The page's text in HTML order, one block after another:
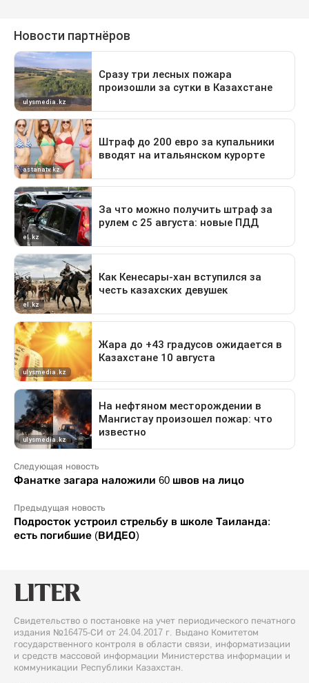
Следующая новость
Фанатке загара наложили 60 швов на лицо
Предыдущая новость
Подросток устроил стрельбу в школе Таиланда:
есть погибшие (ВИДЕО)
Свидетельство о постановке на учет периодического печатного
издания №16475-СИ от 24.04.2017 г. Выдано Комитетом
государственного контроля в области связи, информатизации
и средств массовой информации Министерства информации и
коммуникации Республики Казахстан.